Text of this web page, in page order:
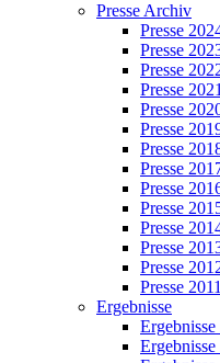
Presse Archiv
Presse
Presse
Presse
Presse 2021
Presse
Presse
Presse
Presse
Presse
Presse
Presse
Presse
Presse
Presse 2011
Ergebnisse